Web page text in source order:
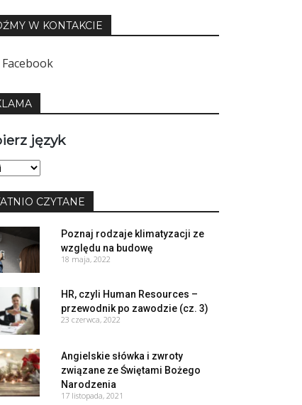
W KONTAKCIE
Facebook
język
CZYTANE
Poznaj rodzaje klimatyzacji ze
względu na budowę
18 maja, 2022
HR, czyli Human Resources –
przewodnik po zawodzie (cz. 3)
23 czerwca, 2022
Angielskie słówka i zwroty
związane ze Świętami Bożego
Narodzenia
17 listopada, 2021